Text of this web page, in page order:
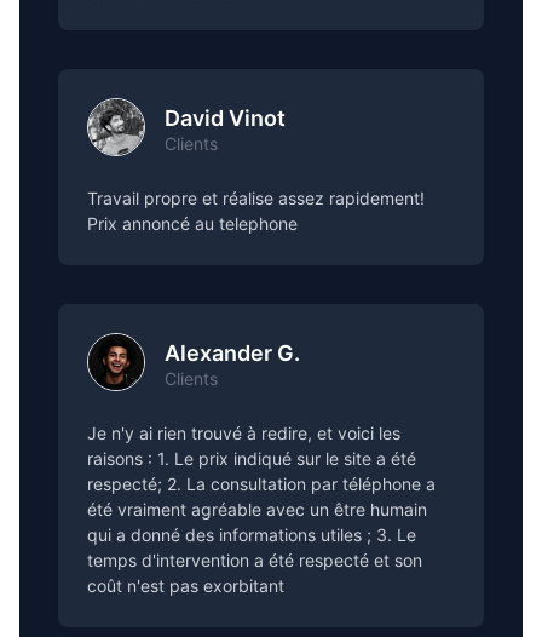
David Vinot
Clients
Travail propre et réalise assez rapidement!
Prix annoncé au telephone
Alexander G.
Clients
Je n'y ai rien trouvé à redire, et voici les
raisons : 1. Le prix indiqué sur le site a été
respecté; 2. La consultation par téléphone a
été vraiment agréable avec un être humain
qui a donné des informations utiles ; 3. Le
temps d'intervention a été respecté et son
coût n'est pas exorbitant